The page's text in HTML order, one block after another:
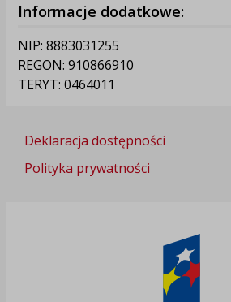
Informacje dodatkowe:
NIP: 8883031255
REGON: 910866910
TERYT: 0464011
Deklaracja dostępności
Polityka prywatności